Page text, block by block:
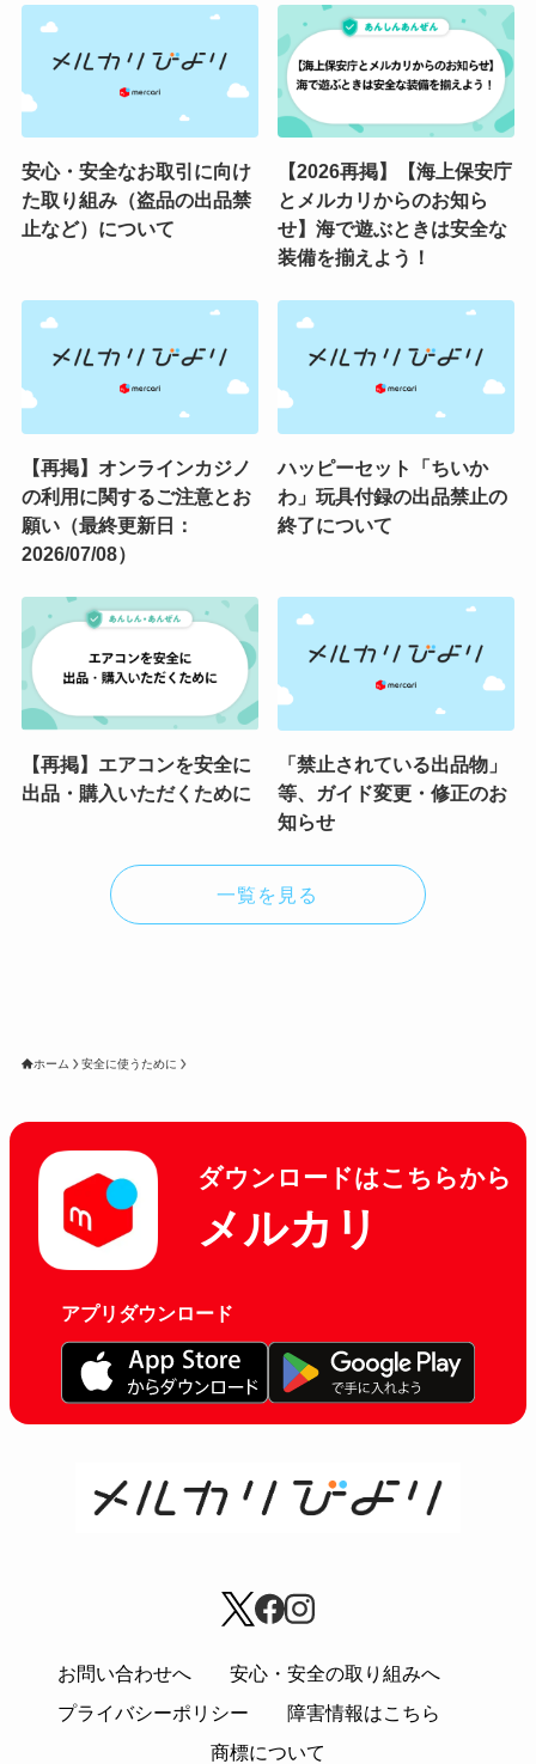
安心・安全なお取引に向け
た取り組み（盗品の出品禁
止など）について
【2026再掲】【海上保安庁
とメルカリからのお知ら
せ】海で遊ぶときは安全な
装備を揃えよう！
【再掲】オンラインカジノ
の利用に関するご注意とお
願い（最終更新日：
2026/07/08）
ハッピーセット「ちいか
わ」玩具付録の出品禁止の
終了について
【再掲】エアコンを安全に
出品・購入いただくために
「禁止されている出品物」
等、ガイド変更・修正のお
知らせ
一覧を見る
ホーム 安全に使うために
ダウンロードはこちらから
メルカリ
アプリダウンロード
お問い合わせへ
安心・安全の取り組みへ
プライバシーポリシー
障害情報はこちら
商標について